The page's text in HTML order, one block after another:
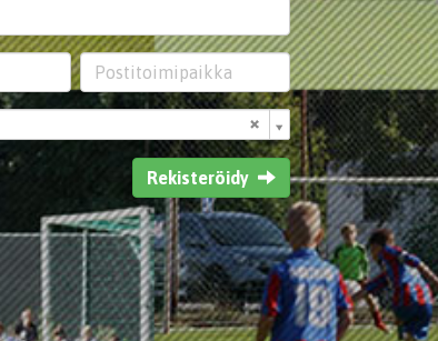
Rekisteröidy